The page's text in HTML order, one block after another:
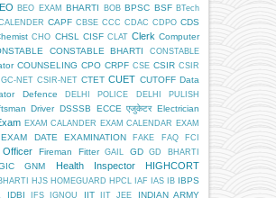
BEO EXAM BHARTI BOB BPSC BSF BTech
CAPF CBSE CCC CDAC CDPO CDS
CHO CHSL CISF CLAT Clerk Computer
CONSTABLE BHARTI
CONSTABLE
COUNSELING CPO CRPF CSE CSIR CSIR
NET CSIR-NET CTET CUET CUTOFF Data
Defence DELHI POLICE DELHI PULISH
Driver DSSSB ECCE एजुकेटर Electrician
EXAM CALANDER EXAM CALENDAR EXAM
EXAM DATE EXAMINATION FAKE FAQ
FCI
Officer Fireman Fitter GAIL GD GD BHARTI
GNM Health Inspector HIGHCORT
HJS HOMEGUARD HPCL IAF IAS IB IBPS
IDBI IFS IGNOU IIT IIT JEE INDIAN ARMY